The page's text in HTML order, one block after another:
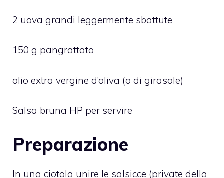
2 uova grandi leggermente sbattute
150 g pangrattato
olio extra vergine d’oliva (o di girasole)
Salsa bruna HP per servire
Preparazione
In una ciotola unire le salsicce (private della